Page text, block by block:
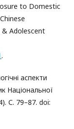
to Domestic
& Adolescent
.
аспекти
Національної
С. 79–87. doi: